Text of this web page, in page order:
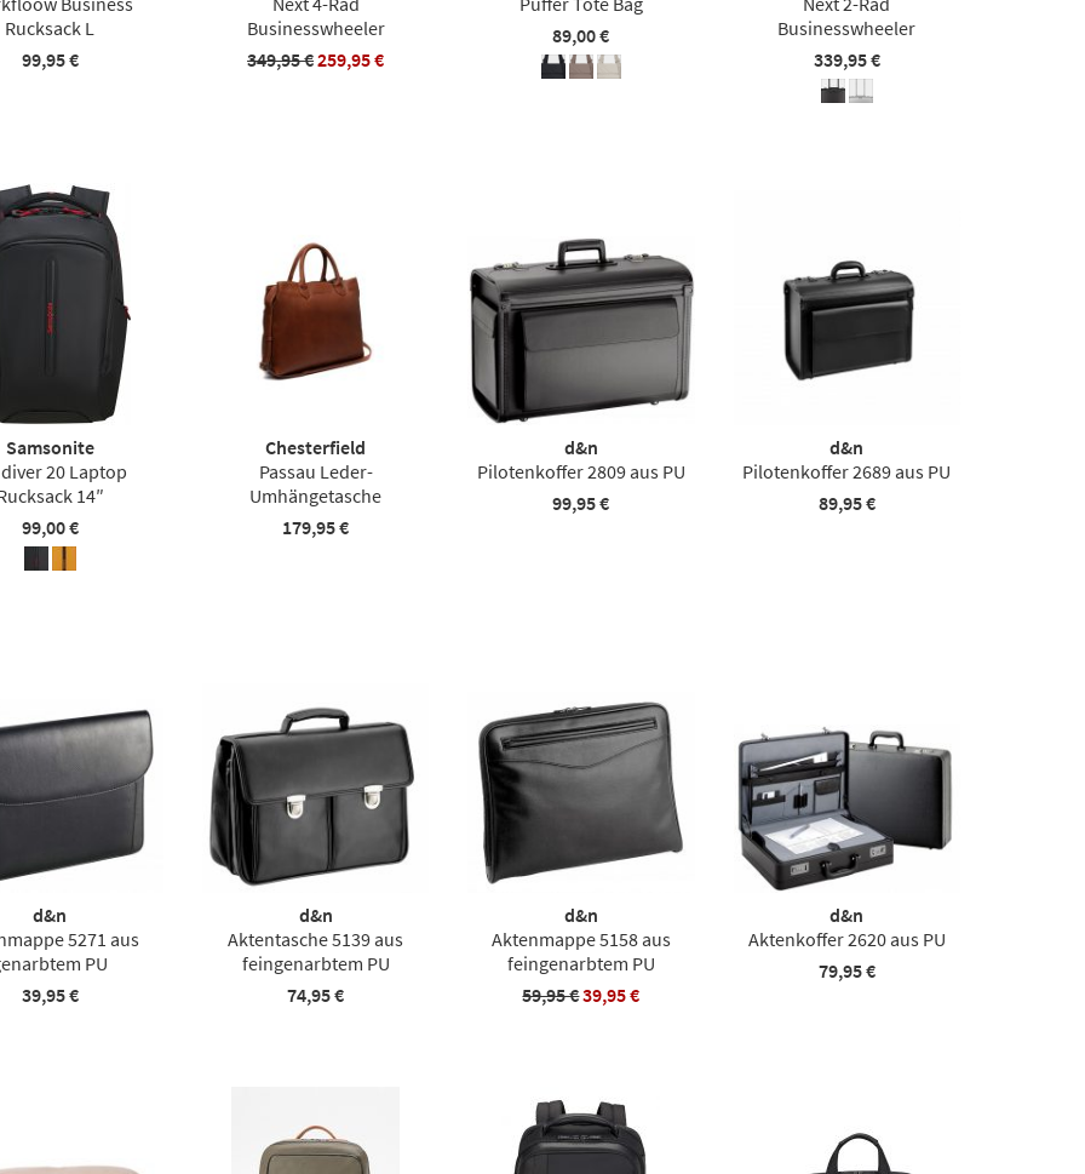
Rucksack L
99,95 €
Businesswheeler
349,95 €259,95 €
89,00 €
Businesswheeler
339,95 €
Samsonite
20 Laptop
14″
99,00 €
Chesterfield
Passau Leder-
Umhängetasche
179,95 €
d&n
Pilotenkoffer 2809 aus PU
99,95 €
d&n
Pilotenkoffer 2689 aus PU
89,95 €
d&n
5271 aus
PU
39,95 €
d&n
Aktentasche 5139 aus
feingenarbtem PU
74,95 €
d&n
Aktenmappe 5158 aus
feingenarbtem PU
59,95 €39,95 €
d&n
Aktenkoffer 2620 aus PU
79,95 €